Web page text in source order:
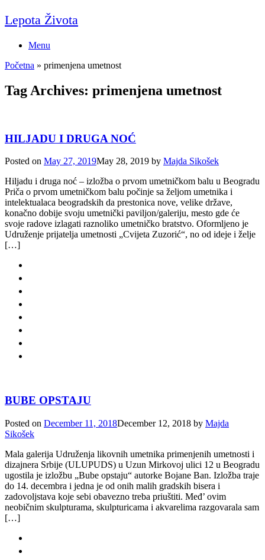
Skip
to
Lepota Života
Menu
Početna » primenjena umetnost
Tag Archives: primenjena umetnost
HILJADU I DRUGA NOĆ
Posted on May 27, 2019May 28, 2019 by Majda Sikošek
Hiljadu i druga noć – izložba o prvom umetničkom balu u Beogradu
Priča o prvom umetničkom balu počinje sa željom umetnika i
intelektualaca beogradskih da prestonica nove, velike države,
konačno dobije svoju umetnički paviljon/galeriju, mesto gde će
svoje radove izlagati raznoliko umetničko bratstvo. Oformljeno je
Udruženje prijatelja umetnosti „Cvijeta Zuzorić“, no od ideje i želje
[…]
BUBE OPSTAJU
Posted on December 11, 2018December 12, 2018 by Majda
Sikošek
Mala galerija Udruženja likovnih umetnika primenjenih umetnosti i
dizajnera Srbije (ULUPUDS) u Uzun Mirkovoj ulici 12 u Beogradu
ugostila je izložbu „Bube opstaju“ autorke Bojane Ban. Izložba traje
do 14. decembra i jedna je od onih malih gradskih bisera i
zadovoljstava koje sebi obavezno treba priuštiti. Međ’ ovim
neobičnim skulpturama, skulpturicama i akvarelima razgovarala sam
[…]